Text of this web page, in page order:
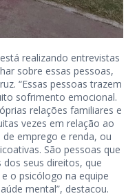
realizando entrevistas
sobre essas pessoas,
“Essas pessoas trazem
sofrimento emocional.
relações familiares e
vezes em relação ao
emprego e renda, ou
São pessoas que
seus direitos, que
o psicólogo na equipe
mental”, destacou.